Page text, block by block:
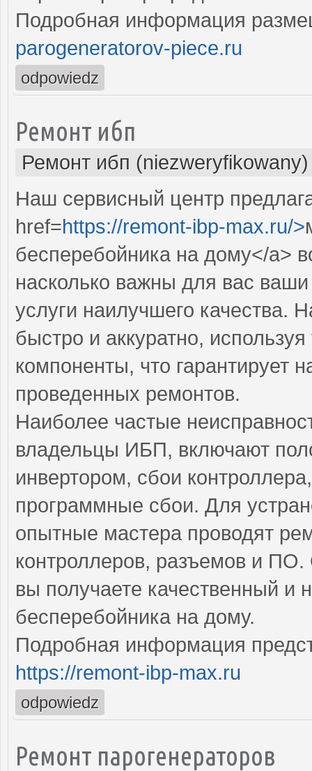
Подробная информация
parogeneratorov-piece.ru
odpowiedz
Ремонт ибп
Ремонт ибп (niezweryfikowany)
Наш сервисный центр
href=https://remont-ibp-max.ru/>
бесперебойника на дому</a>
насколько важны для вас
услуги наилучшего качества.
быстро и аккуратно,
компоненты, что гарантирует
проведенных ремонтов.
Наиболее частые
владельцы ИБП, включают
инвертором, сбои
программные сбои. Для
опытные мастера проводят
контроллеров, разъемов и
вы получаете качественный и
бесперебойника на дому.
Подробная информация
https://remont-ibp-max.ru
odpowiedz
Ремонт парогенераторов